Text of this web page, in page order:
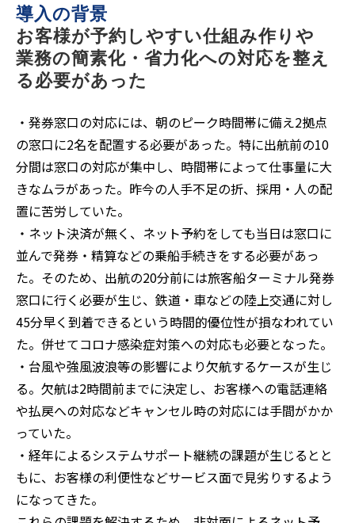
導入の背景
お客様が予約しやすい仕組み作りや
業務の簡素化・省力化への対応を整え
る必要があった
・発券窓口の対応には、朝のピーク時間帯に備え2拠点
の窓口に2名を配置する必要があった。特に出航前の10
分間は窓口の対応が集中し、時間帯によって仕事量に大
きなムラがあった。昨今の人手不足の折、採用・人の配
置に苦労していた。
・ネット決済が無く、ネット予約をしても当日は窓口に
並んで発券・精算などの乗船手続きをする必要があっ
た。そのため、出航の20分前には旅客船ターミナル発券
窓口に行く必要が生じ、鉄道・車などの陸上交通に対し
45分早く到着できるという時間的優位性が損なわれてい
た。併せてコロナ感染症対策への対応も必要となった。
・台風や強風波浪等の影響により欠航するケースが生じ
る。欠航は2時間前までに決定し、お客様への電話連絡
や払戻への対応などキャンセル時の対応には手間がかか
っていた。
・経年によるシステムサポート継続の課題が生じるとと
もに、お客様の利便性などサービス面で見劣りするよう
になってきた。